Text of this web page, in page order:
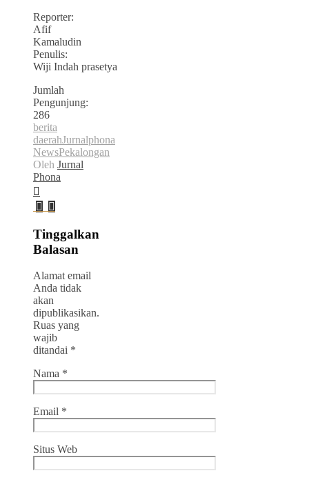
Reporter:
Afif
Kamaludin
Penulis:
Wiji Indah prasetya
Jumlah
Pengunjung:
286
berita
daerahJurnalphona
NewsPekalongan
Oleh Jurnal
Phona
Tinggalkan
Balasan
Alamat email
Anda tidak
akan
dipublikasikan.
Ruas yang
wajib
ditandai *
Nama *
Email *
Situs Web